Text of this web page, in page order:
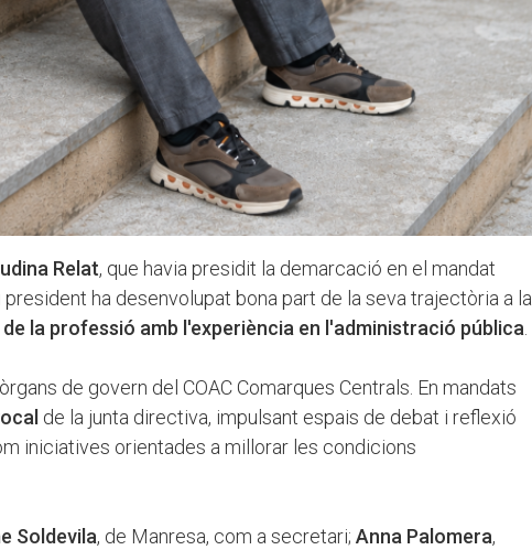
Relat, que havia presidit la demarcació en el mandat
ha desenvolupat bona part de la seva trajectòria a la
la professió amb l'experiència en l'administració pública
de govern del COAC Comarques Centrals. En mandats
de la junta directiva, impulsant espais de debat i reflexió
iniciatives orientades a millorar les condicions
Soldevila, de Manresa, com a secretari; Anna Palomera,